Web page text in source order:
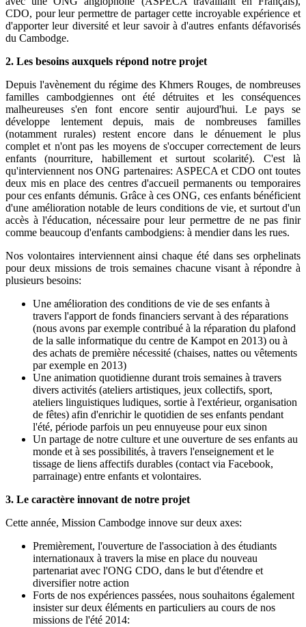
CDO, pour leur permettre de partager cette incroyable expérience et
d'apporter leur diversité et leur savoir à d'autres enfants défavorisés
du Cambodge.
2. Les besoins auxquels répond notre projet
Depuis l'avènement du régime des Khmers Rouges, de nombreuses
familles cambodgiennes ont été détruites et les conséquences
malheureuses s'en font encore sentir aujourd'hui. Le pays se
développe lentement depuis, mais de nombreuses familles
(notamment rurales) restent encore dans le dénuement le plus
complet et n'ont pas les moyens de s'occuper correctement de leurs
enfants (nourriture, habillement et surtout scolarité). C'est là
qu'interviennent nos ONG partenaires: ASPECA et CDO ont toutes
deux mis en place des centres d'accueil permanents ou temporaires
pour ces enfants démunis. Grâce à ces ONG, ces enfants bénéficient
d'une amélioration notable de leurs conditions de vie, et surtout d'un
accès à l'éducation, nécessaire pour leur permettre de ne pas finir
comme beaucoup d'enfants cambodgiens: à mendier dans les rues.
Nos volontaires interviennent ainsi chaque été dans ses orphelinats
pour deux missions de trois semaines chacune visant à répondre à
plusieurs besoins:
Une amélioration des conditions de vie de ses enfants à
travers l'apport de fonds financiers servant à des réparations
(nous avons par exemple contribué à la réparation du plafond
de la salle informatique du centre de Kampot en 2013) ou à
des achats de première nécessité (chaises, nattes ou vêtements
par exemple en 2013)
Une animation quotidienne durant trois semaines à travers
divers activités (ateliers artistiques, jeux collectifs, sport,
ateliers linguistiques ludiques, sortie à l'extérieur, organisation
de fêtes) afin d'enrichir le quotidien de ses enfants pendant
l'été, période parfois un peu ennuyeuse pour eux sinon
Un partage de notre culture et une ouverture de ses enfants au
monde et à ses possibilités, à travers l'enseignement et le
tissage de liens affectifs durables (contact via Facebook,
parrainage) entre enfants et volontaires.
3. Le caractère innovant de notre projet
Cette année, Mission Cambodge innove sur deux axes:
Premièrement, l'ouverture de l'association à des étudiants
internationaux à travers la mise en place du nouveau
partenariat avec l'ONG CDO, dans le but d'étendre et
diversifier notre action
Forts de nos expériences passées, nous souhaitons également
insister sur deux éléments en particuliers au cours de nos
missions de l'été 2014: